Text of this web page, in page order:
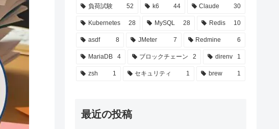
負荷試験 52 k6 44 Claude 30
Kubernetes 28 MySQL 28 Redis 10
asdf 8 JMeter 7 Redmine 6
MariaDB 4 ブロックチェーン 2 direnv 1
zsh 1 セキュリティ 1 brew 1
最近の投稿